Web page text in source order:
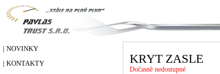
| NOVINKY
| KONTAKTY
KRYT ZASLE
Dočasně nedostupné